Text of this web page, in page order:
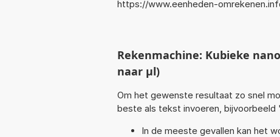
https://www.eenheden-
Rekenmachine: Kubieke
naar µl)
Om het gewenste resultaat zo snel
beste als tekst invoeren, bijvoorbeeld
In de meeste gevallen kan het